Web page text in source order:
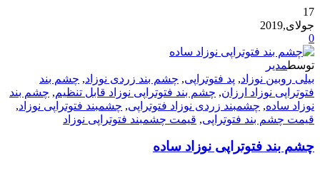
17
جولای,2019
0
توسطمدیر
بیلی روبین نوزاد, پد فتوتراپی, چشم بند زردی نوزاد, چشم بند
فتوتراپی نوزاد ارزان, چشم بند فتوتراپی نوزاد قابل تنظیم, چشم بند
نوزاد ساده, چشمبند زردی نوزاد فتوتراپی, چشمبند فتوتراپی نوزاد,
قیمت چشم بند فتوتراپی, قیمت چشمبند فتوتراپی نوزاد
چشم بند فتوتراپی نوزاد ساده